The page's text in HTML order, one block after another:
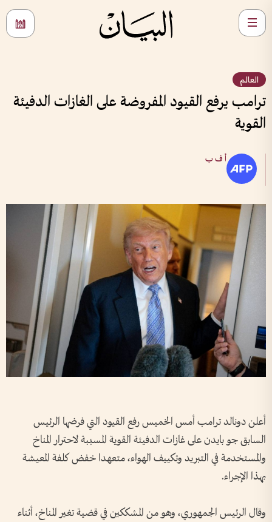
العالم
ترامب يرفع القيود المفروضة على الغازات الدفيئة
القوية
أ ف ب
أعلن دونالد ترامب أمس الخميس رفع القيود التي فرضها الرئيس
السابق جو بايدن على غازات الدفيئة القوية المسببة لاحترار المناخ
والمستخدمة في التبريد وتكييف الهواء، متعهدا خفض كلفة المعيشة
بهذا الإجراء.
وقال الرئيس الجمهوري، وهو من المشككين في قضية تغير المناخ، أثناء